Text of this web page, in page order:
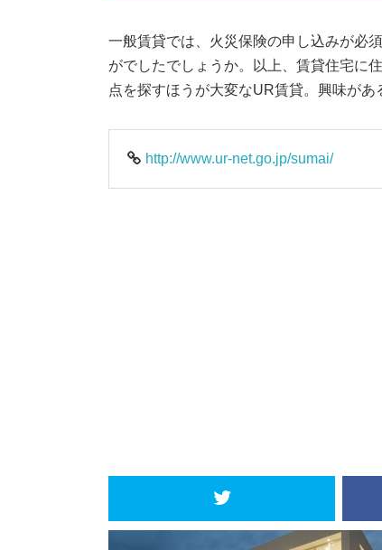
一般賃貸では、火災保険の申し込みが必
がでしたでしょうか。以上、賃貸住宅に
点を探すほうが大変なUR賃貸。興味があ
http://www.ur-net.go.jp/sumai/